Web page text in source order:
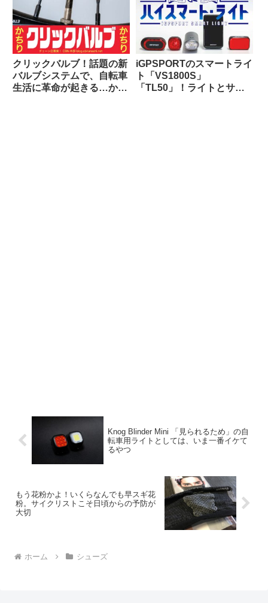
ヤ）【Tern Crest カスタマ
イズ】
クリックバルブ！話題の新
バルブシステムで、自転車
生活に革命が起きる…か
iGPSPORTのスマートライ
ト「VS1800S」
「TL50」！ライトとサイ
Knog Blinder Mini 「見られるため」の自
転車用ライトとしては、いま一番イケて
るやつ
もう花粉かよ！いくらなんでも早スギ花
粉。サイクリストこそ日頃からの予防が
大切
ホーム シューズ